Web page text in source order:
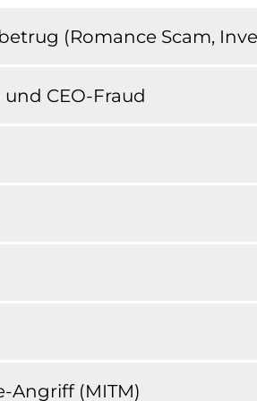
(Romance Scam,
CEO-Fraud
Angriff (MITM)